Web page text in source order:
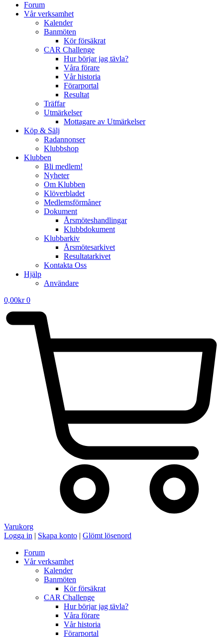
Forum
Vår verksamhet
Kalender
Banmöten
Kör försäkrat
CAR Challenge
Hur börjar jag tävla?
Våra förare
Vår historia
Förarportal
Resultat
Träffar
Utmärkelser
Mottagare av Utmärkelser
Köp & Sälj
Radannonser
Klubbshop
Klubben
Bli medlem!
Nyheter
Om Klubben
Klöverbladet
Medlemsförmåner
Dokument
Årsmöteshandlingar
Klubbdokument
Klubbarkiv
Årsmötesarkivet
Resultatarkivet
Kontakta Oss
Hjälp
Användare
0,00kr 0
Varukorg
Logga in | Skapa konto | Glömt lösenord
Forum
Vår verksamhet
Kalender
Banmöten
Kör försäkrat
CAR Challenge
Hur börjar jag tävla?
Våra förare
Vår historia
Förarportal